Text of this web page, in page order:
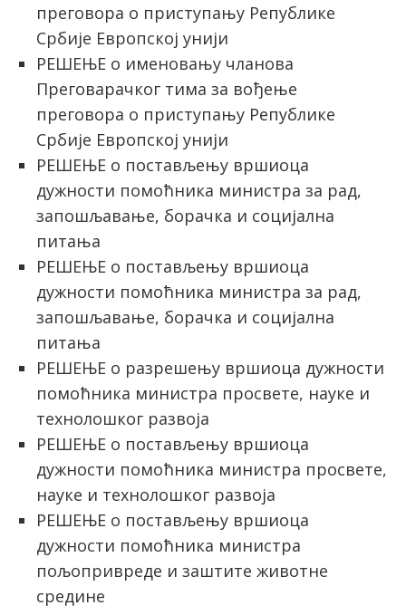
преговора о приступању Републике
Србије Европској унији
РЕШЕЊЕ о именовању чланова
Преговарачког тима за вођење
преговора о приступању Републике
Србије Европској унији
РЕШЕЊЕ о постављењу вршиоца
дужности помоћника министра за рад,
запошљавање, борачка и социјална
питања
РЕШЕЊЕ о постављењу вршиоца
дужности помоћника министра за рад,
запошљавање, борачка и социјална
питања
РЕШЕЊЕ о разрешењу вршиоца дужности
помоћника министра просвете, науке и
технолошког развоја
РЕШЕЊЕ о постављењу вршиоца
дужности помоћника министра просвете,
науке и технолошког развоја
РЕШЕЊЕ о постављењу вршиоца
дужности помоћника министра
пољопривреде и заштите животне
средине